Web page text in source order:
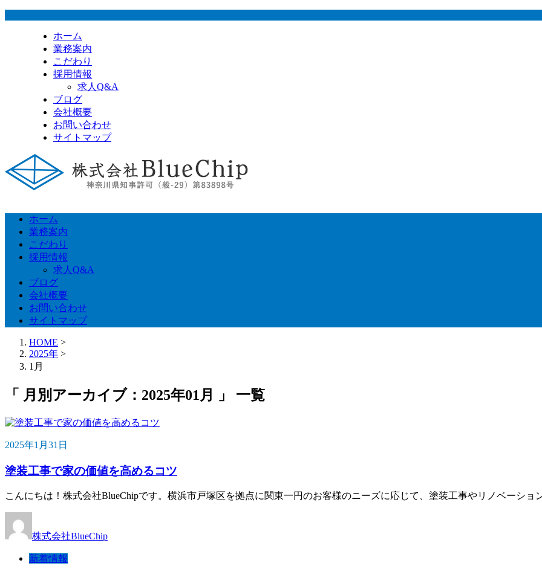
ホーム
業務案内
こだわり
採用情報
求人Q&A
ブログ
会社概要
お問い合わせ
サイトマップ
ホーム
業務案内
こだわり
採用情報
求人Q&A
ブログ
会社概要
お問い合わせ
サイトマップ
HOME >
2025年 >
1月
「 月別アーカイブ：2025年01月 」 一覧
2025年1月31日
塗装工事で家の価値を高めるコツ
こんにちは！株式会社BlueChipです。横浜市戸塚区を拠点に関東一円のお客様のニーズに応じて、塗装工事やリノベーシ
株式会社BlueChip
新着情報